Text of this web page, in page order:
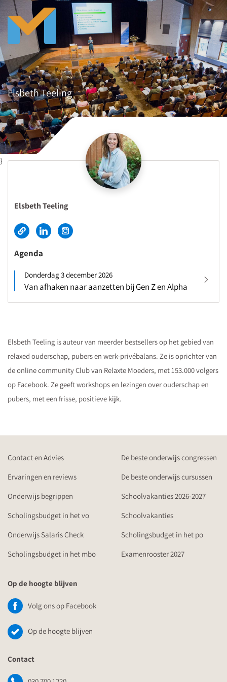
Elsbeth Teeling
}
Elsbeth Teeling
Agenda
Donderdag 3 december 2026
Van afhaken naar aanzetten bij Gen Z en Alpha
Elsbeth Teeling is auteur van meerder bestsellers op het gebied van
relaxed ouderschap, pubers en werk-privébalans. Ze is oprichter van
de online community Club van Relaxte Moeders, met 153.000 volgers
op Facebook. Ze geeft workshops en lezingen over ouderschap en
pubers, met een frisse, positieve kijk.
Contact en Advies
De beste onderwijs congressen
Ervaringen en reviews
De beste onderwijs cursussen
Onderwijs begrippen
Schoolvakanties 2026-2027
Scholingsbudget in het vo
Schoolvakanties
Onderwijs Salaris Check
Scholingsbudget in het po
Scholingsbudget in het mbo
Examenrooster 2027
Op de hoogte blijven
Volg ons op Facebook
Op de hoogte blijven
Contact